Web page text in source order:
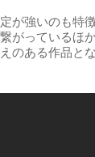
が強いのも特
がっているほ
のある作品とな